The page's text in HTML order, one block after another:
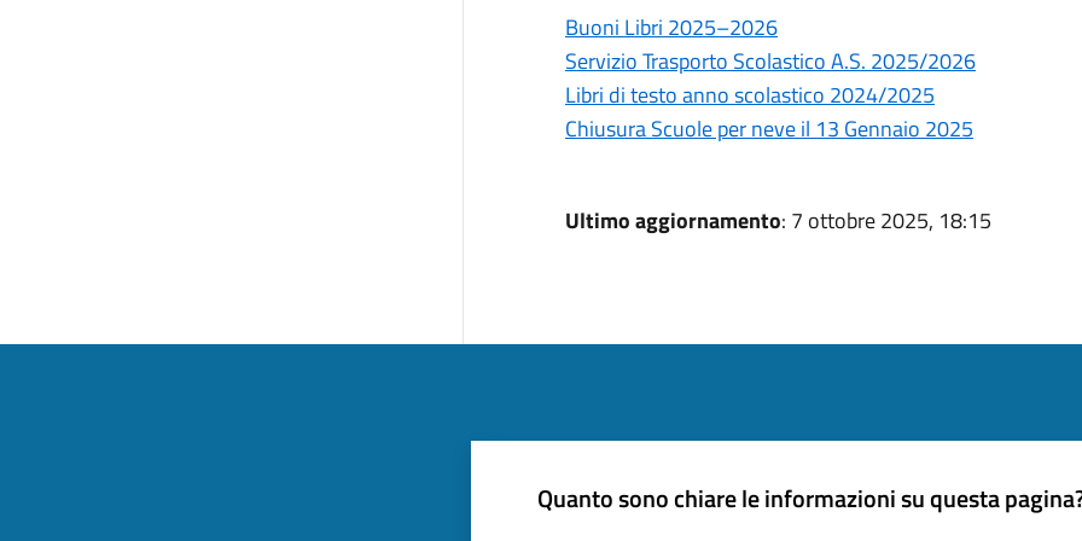
Buoni Libri 2025–2026
Servizio Trasporto Scolastico A.S. 2025/2026
Libri di testo anno scolastico 2024/2025
Chiusura Scuole per neve il 13 Gennaio 2025
Ultimo aggiornamento: 7 ottobre 2025, 18:15
Quanto sono chiare le informazioni su questa